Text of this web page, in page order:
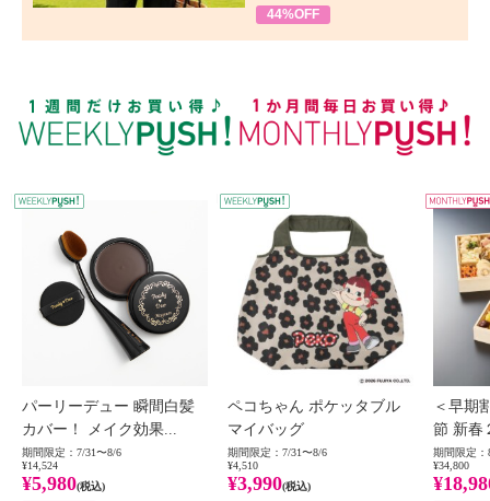
44%OFF
WEEKLY PUSH
パーリーデュー 瞬間白髪
カバー！ メイク効果...
期間限定：7/31〜8/6
¥14,524
¥5,980(税込)
ペコちゃん ポケッタブル
マイバッグ
期間限定：7/31〜8/6
¥4,510
¥3,990(税込)
＜早期
節 新春
期間限定：
¥34,800